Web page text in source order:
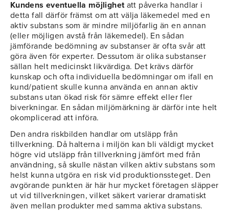
Kundens eventuella möjlighetatt påverka handlar i
detta fall därför främst om att välja läkemedel med en
aktiv substans som är mindre miljöfarlig än en annan
(eller möjligen avstå från läkemedel). En sådan
jämförande bedömning av substanser är ofta svår att
göra även för experter. Dessutom är olika substanser
sällan helt medicinskt likvärdiga. Det krävs därför
kunskap och ofta individuella bedömningar om ifall en
kund/patient skulle kunna använda en annan aktiv
substans utan ökad risk för sämre effekt eller fler
biverkningar. En sådan miljömärkning är därför inte helt
okomplicerad att införa.
Den andra riskbilden handlar om utsläpp från
tillverkning. Då halterna i miljön kan bli väldigt mycket
högre vid utsläpp från tillverkning jämfört med från
användning, så skulle nästan vilken aktiv substans som
helst kunna utgöra en risk vid produktionssteget. Den
avgörande punkten är här hur mycket företagen släpper
ut vid tillverkningen, vilket säkert varierar dramatiskt
även mellan produkter med samma aktiva substans.